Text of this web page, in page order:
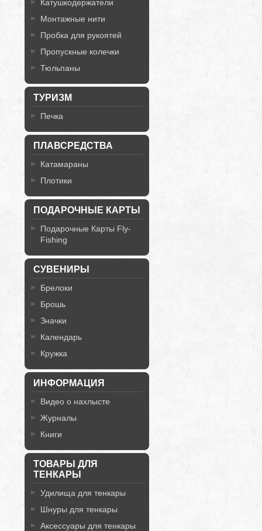
Катушкодержатели
Монтажные нити
Пробка для рукоятей
Пропускные колечки
Тюльпаны
ТУРИЗМ
Печка
ПЛАВСРЕДСТВА
Катамараны
Плотики
ПОДАРОЧНЫЕ КАРТЫ
Подарочные Карты Fly-
Fishing
СУВЕНИРЫ
Брелоки
Брошь
Значки
Календарь
Кружка
ИНФОРМАЦИЯ
Видео о нахлысте
Журналы
Книги
ТОВАРЫ ДЛЯ
ТЕНКАРЫ
Удилища для тенкары
Шнуры для тенкары
Аксессуары для тенкары